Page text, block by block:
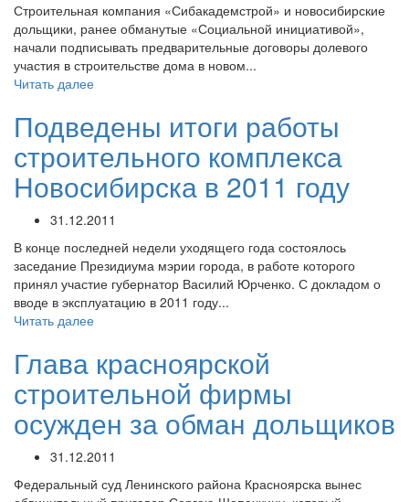
Строительная компания «Сибакадемстрой» и новосибирские
дольщики, ранее обманутые «Социальной инициативой»,
начали подписывать предварительные договоры долевого
участия в строительстве дома в новом...
Читать далее
Подведены итоги работы
строительного комплекса
Новосибирска в 2011 году
31.12.2011
В конце последней недели уходящего года состоялось
заседание Президиума мэрии города, в работе которого
принял участие губернатор Василий Юрченко. С докладом о
вводе в эксплуатацию в 2011 году...
Читать далее
Глава красноярской
строительной фирмы
осужден за обман дольщиков
31.12.2011
Федеральный суд Ленинского района Красноярска вынес